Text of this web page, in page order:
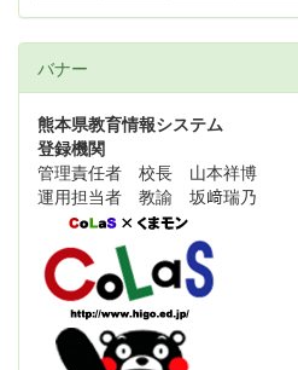
バナー
熊本県教育情報システム
登録機関
管理責任者 校長 山本祥博
運用担当者 教諭 坂﨑瑞乃